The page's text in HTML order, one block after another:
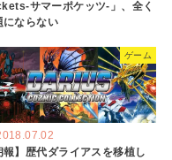
サマーポケッツ-」、全く
にならない
ゲーム
報】歴代ダライアスを移植し